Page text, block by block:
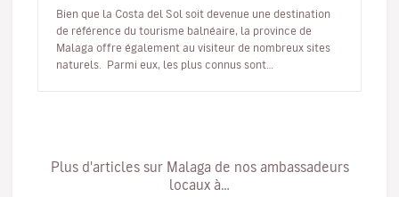
Bien que la Costa del Sol soit devenue une destination
de référence du tourisme balnéaire, la province de
Malaga offre également au visiteur de nombreux sites
naturels. Parmi eux, les plus connus sont
Plus d'articles sur Malaga de nos ambassadeurs
locaux à…